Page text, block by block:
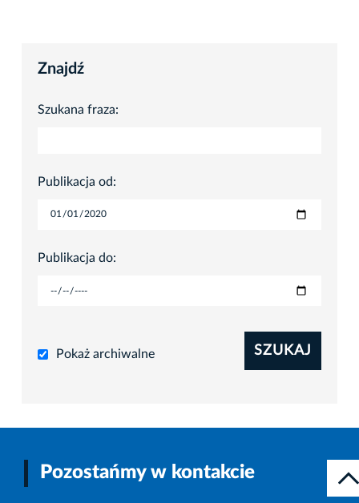
Znajdź
Szukana fraza:
Publikacja od:
Publikacja do:
Pokaż archiwalne SZUKAJ
Pozostańmy w kontakcie